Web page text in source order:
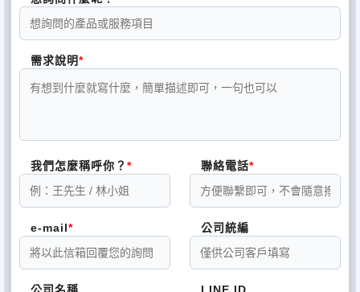
需求說明
我們怎麼稱呼你？ 聯絡電話
e-mail 公司統編
公司名稱 LINE ID